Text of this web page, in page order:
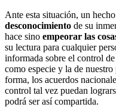
Ante esta situación, un
desconocimiento de su
hace sino empeorar las
su lectura para cualquier
informada sobre el control
como especie y la de
forma, los acuerdos
control tal vez puedan
podrá ser así compartida.